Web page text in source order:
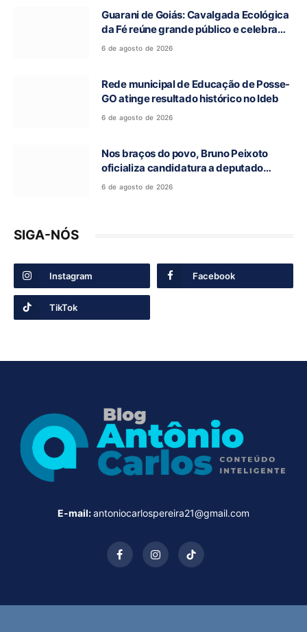
Guarani de Goiás: Cavalgada Ecológica
da Fé reúne grande público e celebra
tradição religiosa
6 de agosto de 2026
Rede municipal de Educação de Posse-
GO atinge resultado histórico no Ideb
6 de agosto de 2026
Nos braços do povo, Bruno Peixoto
oficializa candidatura a deputado
federal em convenção do União Brasil
6 de agosto de 2026
SIGA-NÓS
Instagram Facebook
TikTok
E-mail:antoniocarlospereira21@gmail.com
FacebookInstagramTikTok